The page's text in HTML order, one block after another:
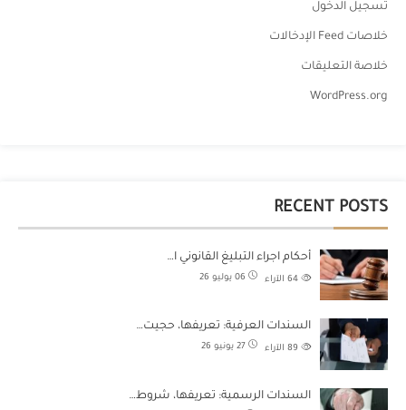
تسجيل الدخول
خلاصات Feed الإدخالات
خلاصة التعليقات
WordPress.org
RECENT POSTS
أحكام اجراء التبليغ القانوني ا…
06 يوليو 26 الآراء
السندات العرفية: تعريفها، حجيت…
27 يونيو 26 الآراء
السندات الرسمية: تعريفها، شروط…